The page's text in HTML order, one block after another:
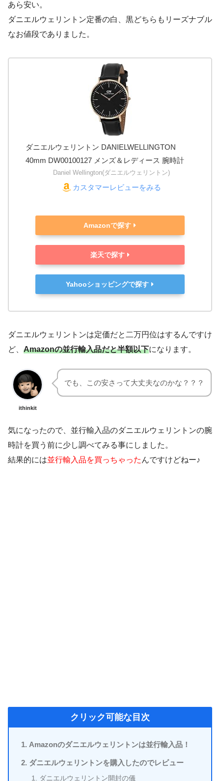
あら安い。
ダニエルウェリントン定番の白、黒どちらもリーズナブル
なお値段でありました。
ダニエルウェリントン DANIELWELLINGTON
40mm DW00100127 メンズ＆レディース 腕時計
Daniel Wellington(ダニエルウェリントン)
カスタマーレビューをみる
Amazonで探す
楽天で探す
Yahooショッピングで探す
ダニエルウェリントンは定価だと二万円位はするんですけ
ど、 Amazonの並行輸入品だと半額以下になります。
ithinkit
でも、この安さって大丈夫なのかな？？？
気になったので、並行輸入品のダニエルウェリントンの腕
時計を買う前に少し調べてみる事にしました。
結果的には並行輸入品を買っちゃったんですけどねー♪
クリック可能な目次
Amazonのダニエルウェリントンは並行輸入品！
ダニエルウェリントンを購入したのでレビュー
ダニエルウェリントン開封の儀